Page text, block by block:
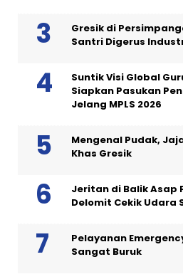
Gresik di
Santri Digerus
Suntik Visi Global
Siapkan Pasukan
Jelang MPLS 2026
Mengenal Pudak,
Khas Gresik
Jeritan di Balik Asap
Delomit Cekik Udara
Pelayanan
Sangat Buruk